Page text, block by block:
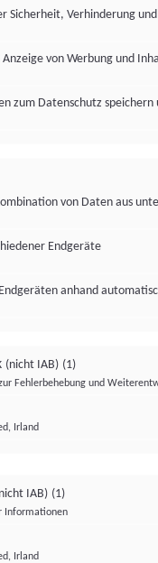
Sicherheit, Verhinderung
von Werbung und
zum Datenschutz
von Daten aus
Endgeräte
anhand
(nicht IAB) (1)
Fehlerbehebung und
Irland
IAB) (1)
Informationen
Irland